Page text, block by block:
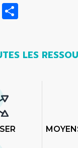
Email
LES